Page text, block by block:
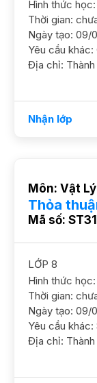
Hình thức
Thời gian:
Ngày tạo: 09/
Địa chỉ:
Nhận lớp
Môn: Vật Lý
Thỏa
Mã số:
LỚP 8
Hình thức
Thời gian:
Ngày tạo: 09/
Địa chỉ: